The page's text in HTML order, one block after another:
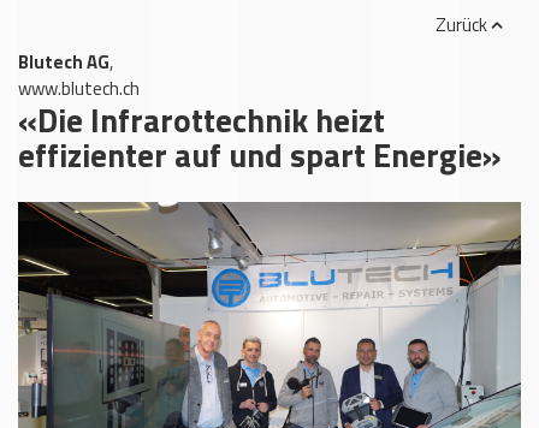
Blutech AG,
www.blutech.ch
Zurück
«Die Infrarottechnik heizt
effizienter auf und spart Energie»